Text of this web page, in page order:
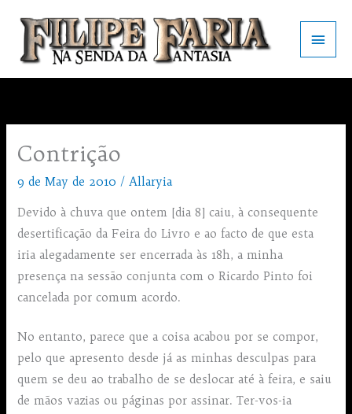
content
Main
Contrição
9 de May de 2010 /Allaryia
Devido à chuva que ontem [dia 8] caiu, à consequente
desertificação da Feira do Livro e ao facto de que esta
iria alegadamente ser encerrada às 18h, a minha
presença na sessão conjunta com o Ricardo Pinto foi
cancelada por comum acordo.
No entanto, parece que a coisa acabou por se compor,
pelo que apresento desde já as minhas desculpas para
quem se deu ao trabalho de se deslocar até à feira, e saiu
de mãos vazias ou páginas por assinar. Ter-vos-ia